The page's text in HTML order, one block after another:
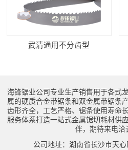
武清通用不分齿型
海锋锯业公司专业生产销售用于各式
属的硬质合金带锯条和双金属带锯条
齿形齐全，工艺严格、锯条使用寿命
服务体系打造一站式金属锯切耗材供
伴，期待来电洽
公司地址：湖南省长沙市天